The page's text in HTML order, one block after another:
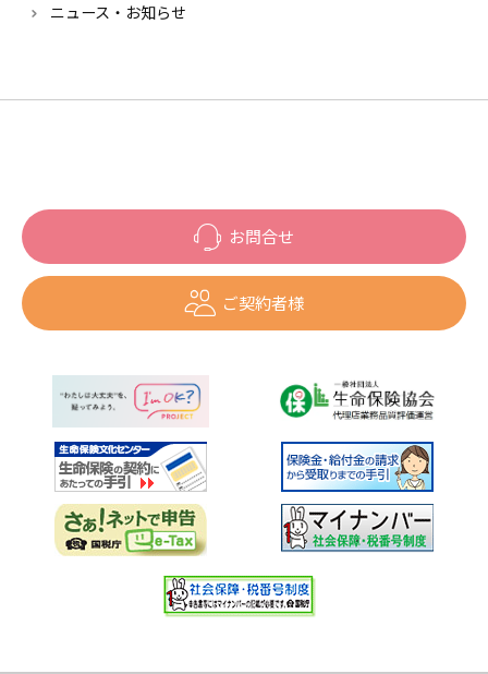
ニュース・お知らせ
お問合せ
ご契約者様